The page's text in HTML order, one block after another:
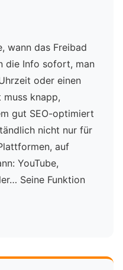
wann das Freibad
die Info sofort, man
oder einen
muss knapp,
gut SEO-optimiert
nicht nur für
auf
YouTube,
Seine Funktion